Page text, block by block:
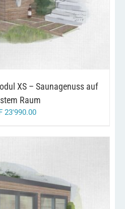
XS – Saunagenuss auf
Raum
23'990.00